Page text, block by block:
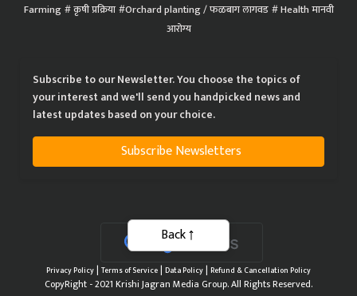
Farming कृषी प्रक्रिया Orchard planting / फळबाग लागवड Health मानवी
आरोग्य
Subscribe to our Newsletter. You choose the topics of
your interest and we'll send you handpicked news and
latest updates based on your choice.
Subscribe Newsletters
Privacy Policy| Terms of Service| Data Policy| Refund & Cancellation Policy
CopyRight - 2021 Krishi Jagran Media Group. All Rights Reserved.
Back